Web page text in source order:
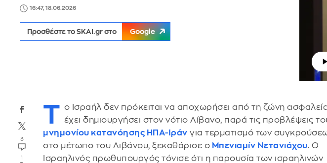
16:47, 18.06.2026
Προσθέστε το SKAI.gr στο Google
3
1
Τ ο Ισραήλ δεν πρόκειται να αποχωρήσει από τη ζώνη
έχει δημιουργήσει στον νότιο Λίβανο, παρά τις προβλέψεις
μνημονίου κατανόησης ΗΠΑ-Ιράν για τερματισμό των
στο μέτωπο του Λιβάνου, ξεκαθάρισε ο Μπενιαμίν Νετανιάχου. Ο
Ισραηλινός πρωθυπουργός τόνισε ότι η παρουσία των ισραηλινών